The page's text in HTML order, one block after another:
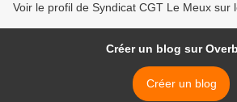
Voir le profil de Syndicat CGT Le Meux sur
Créer un blog sur
Créer un blog